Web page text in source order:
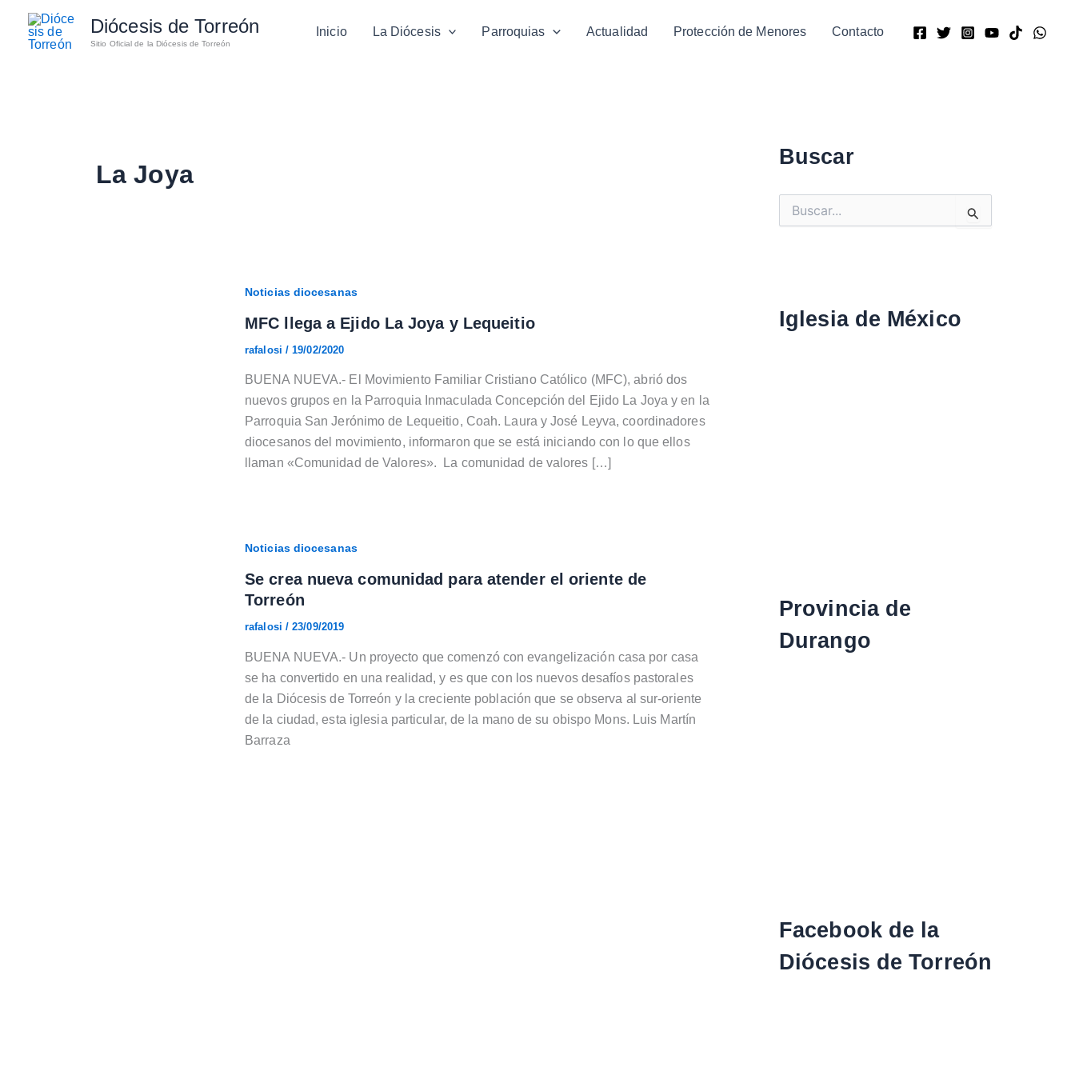
contenido
Diócesis de Torreón
Sitio Oficial de la Diócesis de Torreón
Inicio La Diócesis Parroquias Actualidad Protección de Menores Contacto
La Joya
Noticias diocesanas
MFC llega a Ejido La Joya y Lequeitio
rafalosi /19/02/2020
BUENA NUEVA.- El Movimiento Familiar Cristiano Católico (MFC), abrió dos
nuevos grupos en la Parroquia Inmaculada Concepción del Ejido La Joya y en la
Parroquia San Jerónimo de Lequeitio, Coah. Laura y José Leyva, coordinadores
diocesanos del movimiento, informaron que se está iniciando con lo que ellos
llaman «Comunidad de Valores». La comunidad de valores […]
Noticias diocesanas
Se crea nueva comunidad para atender el oriente de
Torreón
rafalosi /23/09/2019
BUENA NUEVA.- Un proyecto que comenzó con evangelización casa por casa
se ha convertido en una realidad, y es que con los nuevos desafíos pastorales
de la Diócesis de Torreón y la creciente población que se observa al sur-oriente
de la ciudad, esta iglesia particular, de la mano de su obispo Mons. Luis Martín
Barraza
Buscar
u
Iglesia de México
Provincia de
Durango
Facebook de la
Diócesis de Torreón